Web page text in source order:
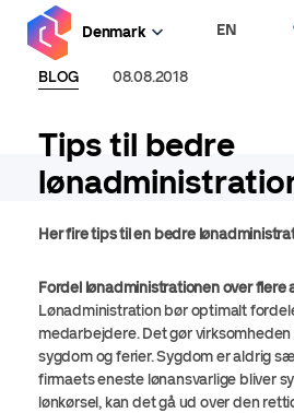
hovedindhold
Denmark EN
BLOG 08.08.2018
Tips til bedre
Her fire tips til en bedre
Fordel lønadministrationen over flere
Lønadministration bør optimalt
medarbejdere. Det gør
sygdom og ferier. Sygdom er aldrig
firmaets eneste lønansvarlige bliver
lønkørsel, kan det gå ud over den